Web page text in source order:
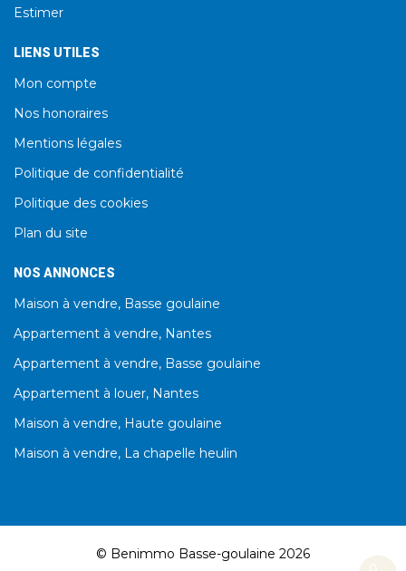
Estimer
LIENS UTILES
Mon compte
Nos honoraires
Mentions légales
Politique de confidentialité
Politique des cookies
Plan du site
NOS ANNONCES
Maison à vendre, Basse goulaine
Appartement à vendre, Nantes
Appartement à vendre, Basse goulaine
Appartement à louer, Nantes
Maison à vendre, Haute goulaine
Maison à vendre, La chapelle heulin
© Benimmo Basse-goulaine 2026